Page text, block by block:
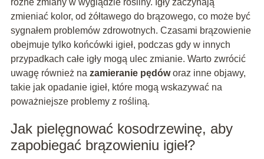
różne zmiany w wyglądzie rośliny. Igły zaczynają
zmieniać kolor, od żółtawego do brązowego, co może być
sygnałem problemów zdrowotnych. Czasami brązowienie
obejmuje tylko końcówki igieł, podczas gdy w innych
przypadkach całe igły mogą ulec zmianie. Warto zwrócić
uwagę również na zamieranie pędóworaz inne objawy,
takie jak opadanie igieł, które mogą wskazywać na
poważniejsze problemy z rośliną.
Jak pielęgnować kosodrzewinę, aby
zapobiegać brązowieniu igieł?